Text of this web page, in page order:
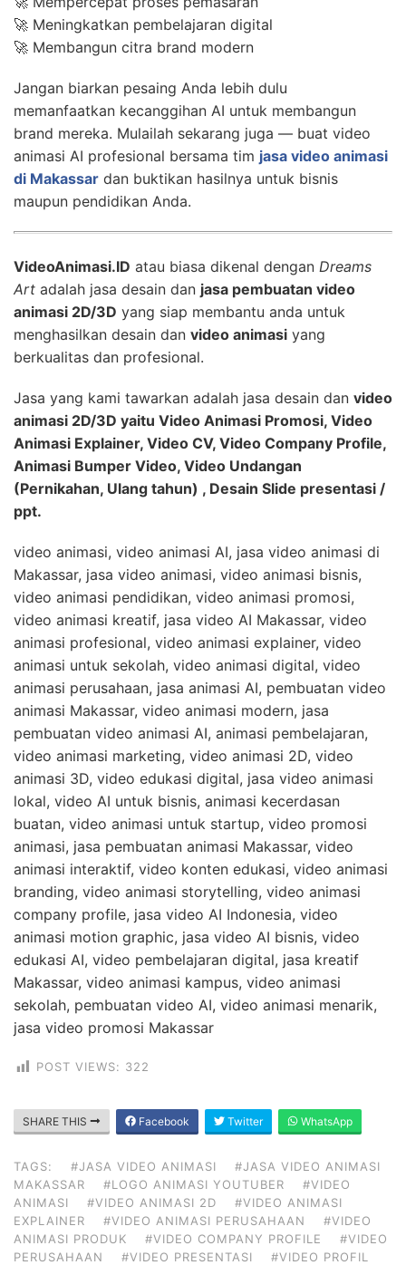
🚀 Meningkatkan pembelajaran digital
🚀 Membangun citra brand modern
Jangan biarkan pesaing Anda lebih dulu
memanfaatkan kecanggihan AI untuk membangun
brand mereka. Mulailah sekarang juga — buat video
animasi AI profesional bersama tim jasa video animasi
di Makassar dan buktikan hasilnya untuk bisnis
maupun pendidikan Anda.
VideoAnimasi.ID atau biasa dikenal dengan Dreams
Art adalah jasa desain dan jasa pembuatan video
animasi 2D/3D yang siap membantu anda untuk
menghasilkan desain dan video animasi yang
berkualitas dan profesional.
Jasa yang kami tawarkan adalah jasa desain dan video
animasi 2D/3D yaitu Video Animasi Promosi, Video
Animasi Explainer, Video CV, Video Company Profile,
Animasi Bumper Video, Video Undangan
(Pernikahan, Ulang tahun) , Desain Slide presentasi /
ppt.
video animasi, video animasi AI, jasa video animasi di
Makassar, jasa video animasi, video animasi bisnis,
video animasi pendidikan, video animasi promosi,
video animasi kreatif, jasa video AI Makassar, video
animasi profesional, video animasi explainer, video
animasi untuk sekolah, video animasi digital, video
animasi perusahaan, jasa animasi AI, pembuatan video
animasi Makassar, video animasi modern, jasa
pembuatan video animasi AI, animasi pembelajaran,
video animasi marketing, video animasi 2D, video
animasi 3D, video edukasi digital, jasa video animasi
lokal, video AI untuk bisnis, animasi kecerdasan
buatan, video animasi untuk startup, video promosi
animasi, jasa pembuatan animasi Makassar, video
animasi interaktif, video konten edukasi, video animasi
branding, video animasi storytelling, video animasi
company profile, jasa video AI Indonesia, video
animasi motion graphic, jasa video AI bisnis, video
edukasi AI, video pembelajaran digital, jasa kreatif
Makassar, video animasi kampus, video animasi
sekolah, pembuatan video AI, video animasi menarik,
jasa video promosi Makassar
POST VIEWS: 322
SHARE THIS Facebook Twitter WhatsApp
TAGS: #JASA VIDEO ANIMASI
#JASA VIDEO ANIMASI
MAKASSAR
#LOGO ANIMASI YOUTUBER
#VIDEO
ANIMASI
#VIDEO ANIMASI 2D
#VIDEO ANIMASI
EXPLAINER
#VIDEO ANIMASI PERUSAHAAN
#VIDEO
ANIMASI PRODUK
#VIDEO COMPANY PROFILE
#VIDEO
PERUSAHAAN
#VIDEO PRESENTASI
#VIDEO PROFIL